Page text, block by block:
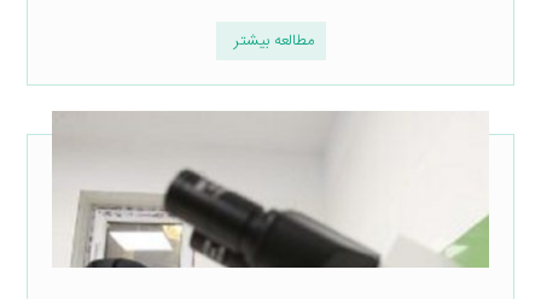
مطالعه بیشتر